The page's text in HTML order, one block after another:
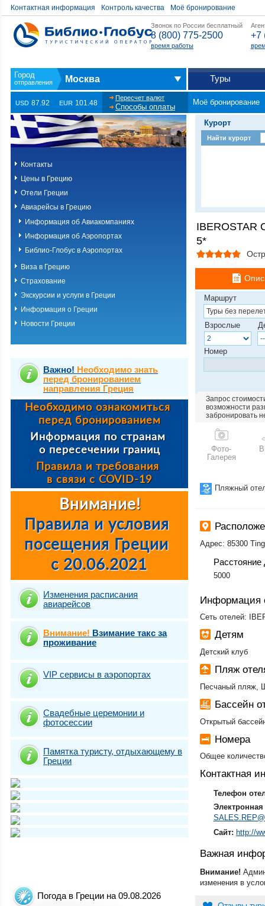
Контактная информация Контроль качества Моё бронирование
Звонок по России бесплатный
8 (800) 775-2500
время работы
+7
Москва Туры
USD 87.92 EUR 101.48
Пересчет валют
Способы оплаты
Моё бронирование
Контакты
Цены в Грецию
Отели Греции
Авиарейсы в Грецию
Информация об Авиакомпаниях
Информация об Аэропортах
Библио-Глобус в Аэропортах
Виза в Грецию
Страхование
Экскурсии и услуги в Греции
Информация о Греции
Новости Греции
Важно! Необходимо знать
перед бронированием
направления Греция
Изменения расписания
авиарейсов
Внимание! Взимание такс за
проживание
VIP сервисы в аэропортах
Свадебные церемонии и
фотосесcии
Памятка туристу, отдыхающему в
Греции
Погода в Греции на 09.08.2026
Курорт
Найти курорт
IBEROSTAR
5*
Маршрут
Взрослые
Номер
Запрос
возможности
забронировать
Фото-
Галерея
Пляжный
Адрес: 85300
Расстояние
5000
Информация
Сеть отелей:
Детям
Детский клуб
Пляж
Песчаный пляж,
Бассейн
Открытый
Номера
Общее
Контактная
Телефон
Электронная
Сайт: http://
Важная
Внимание!
изменения в